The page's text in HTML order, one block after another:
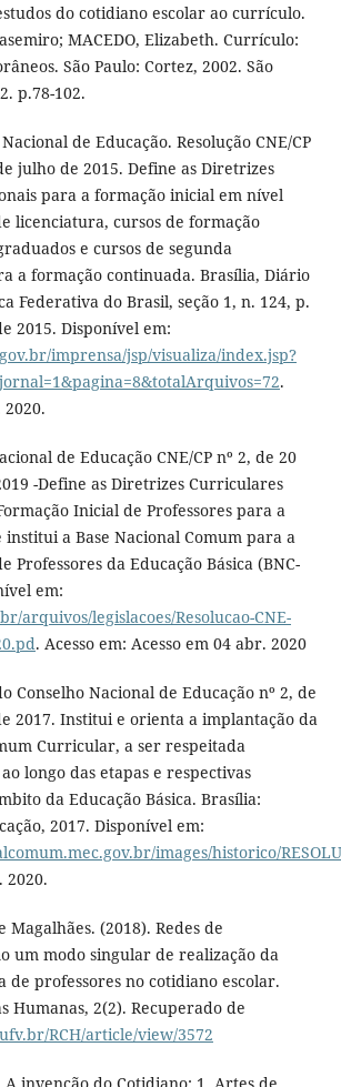
do cotidiano escolar ao currículo.
MACEDO, Elizabeth. Currículo:
São Paulo: Cortez, 2002. São
p.78-102.
de Educação. Resolução CNE/CP
julho de 2015. Define as Diretrizes
para a formação inicial em nível
licenciatura, cursos de formação
e cursos de segunda
a formação continuada. Brasília, Diário
Federativa do Brasil, seção 1, n. 124, p.
2015. Disponível em:
imprensa/jsp/visualiza/index.jsp?
.
2020.
de Educação CNE/CP nº 2, de 20
-Define as Diretrizes Curriculares
Inicial de Professores para a
institui a Base Nacional Comum para a
Professores da Educação Básica (BNC-
em:
arquivos/legislacoes/Resolucao-CNE-
. Acesso em: Acesso em 04 abr. 2020
do Conselho Nacional de Educação nº 2, de
2017. Institui e orienta a implantação da
Curricular, a ser respeitada
longo das etapas e respectivas
da Educação Básica. Brasília:
2017. Disponível em:
images/historico/
2020.
Magalhães. (2018). Redes de
um modo singular de realização da
de professores no cotidiano escolar.
Humanas, 2(2). Recuperado de
RCH/article/view/3572